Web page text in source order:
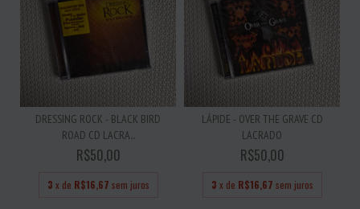
DRESSING ROCK - BLACK BIRD
ROAD CD LACRA...
R$50,00
3 x de R$16,67 sem juros
LÁPIDE - OVER THE GRAVE CD
LACRADO
R$50,00
3 x de R$16,67 sem juros